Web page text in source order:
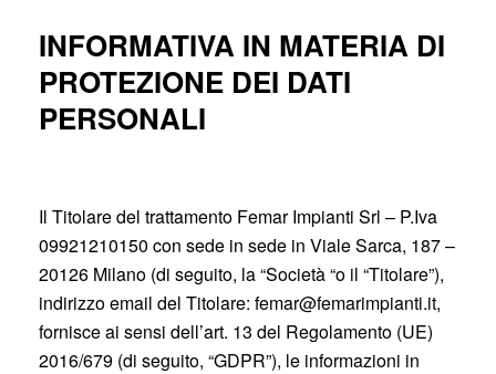
INFORMATIVA IN MATERIA DI
PROTEZIONE DEI DATI
PERSONALI
Il Titolare del trattamento Femar Impianti Srl – P.Iva
09921210150 con sede in sede in Viale Sarca, 187 –
20126 Milano (di seguito, la “Società “o il “Titolare”),
indirizzo email del Titolare: femar@femarimpianti.it,
fornisce ai sensi dell’art. 13 del Regolamento (UE)
2016/679 (di seguito, “GDPR”), le informazioni in